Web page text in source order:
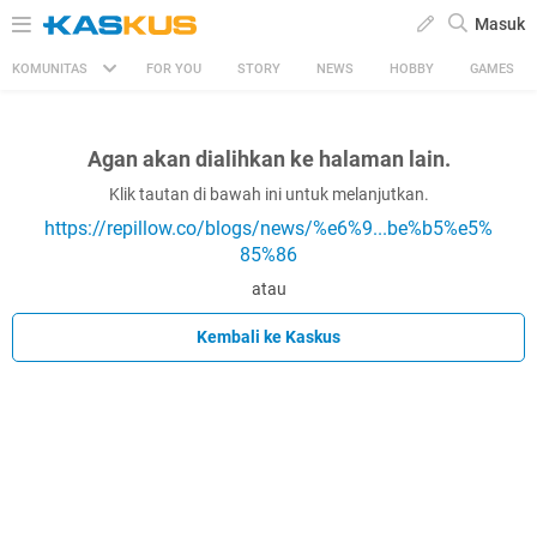
Masuk
KOMUNITAS FOR YOU STORY NEWS HOBBY GAMES
Agan akan dialihkan ke halaman lain.
Klik tautan di bawah ini untuk melanjutkan.
https://repillow.co/blogs/news/%e6%9...be%b5%e5%
85%86
atau
Kembali ke Kaskus